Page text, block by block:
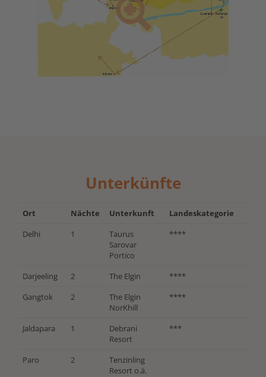
Unterkünfte
Ort Nächte Unterkunft
Landeskategorie
Delhi
1
Taurus
Sarovar
Portico
****
Darjeeling 2 The Elgin
****
Gangtok
2
The Elgin
NorKhill
****
Jaldapara 1
Debrani
Resort
***
Paro 2
Tenzinling
Resort o.ä.